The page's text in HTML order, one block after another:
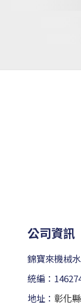
公司資訊
錦寶來機械
統編：
地址： 彰化